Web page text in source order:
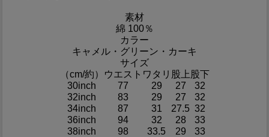
素材
綿 100％
カラー
キャメル・グリーン・カーキ
サイズ
（cm/約）
ウエスト ワタリ 股上 股下
30inch
77 29 27
32
32inch
83 29 27
32
34inch
87 31 27.5 32
36inch
94 32 28
33
38inch
98 33.5 29
33